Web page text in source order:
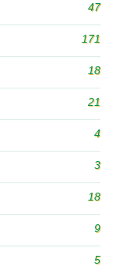
47
171
18
21
4
3
18
9
5